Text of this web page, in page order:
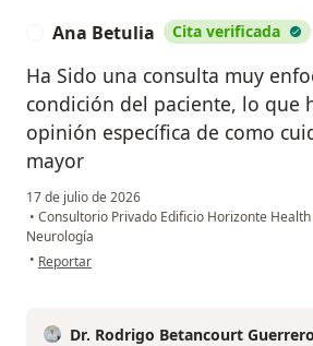
Ana Betulia Cita verificada
Ha Sido una consulta muy
condición del paciente, lo que
opinión específica de como
mayor
17 de julio de 2026
• Consultorio Privado Edificio Horizonte Health
Neurología
• en opinión del usuario Ana Betulia
Reportar
Dr. Rodrigo Betancourt Guerrero